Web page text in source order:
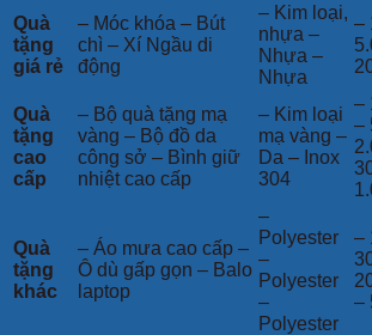
Quà
tặng
giá rẻ
– Móc khóa – Bút
chì – Xí Ngầu di
động
– Kim loại,
nhựa –
Nhựa –
Nhựa
–
Quà
tặng
cao
cấp
– Bộ quà tặng mạ
vàng – Bộ đồ da
công sở – Bình giữ
nhiệt cao cấp
– Kim loại
mạ vàng –
Da – Inox
304
–
–
Quà
tặng
khác
– Áo mưa cao cấp –
Ô dù gấp gọn – Balo
laptop
–
Polyester
–
Polyester
–
Polyester
–
–